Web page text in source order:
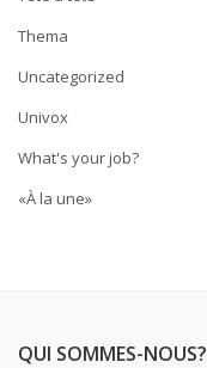
Thema
Uncategorized
Univox
What's your job?
«À la une»
QUI SOMMES-NOUS?